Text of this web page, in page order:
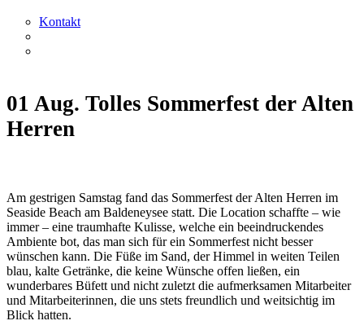
Kontakt
01 Aug. Tolles Sommerfest der Alten
Herren
Am gestrigen Samstag fand das Sommerfest der Alten Herren im
Seaside Beach am Baldeneysee statt. Die Location schaffte – wie
immer – eine traumhafte Kulisse, welche ein beeindruckendes
Ambiente bot, das man sich für ein Sommerfest nicht besser
wünschen kann. Die Füße im Sand, der Himmel in weiten Teilen
blau, kalte Getränke, die keine Wünsche offen ließen, ein
wunderbares Büfett und nicht zuletzt die aufmerksamen Mitarbeiter
und Mitarbeiterinnen, die uns stets freundlich und weitsichtig im
Blick hatten.